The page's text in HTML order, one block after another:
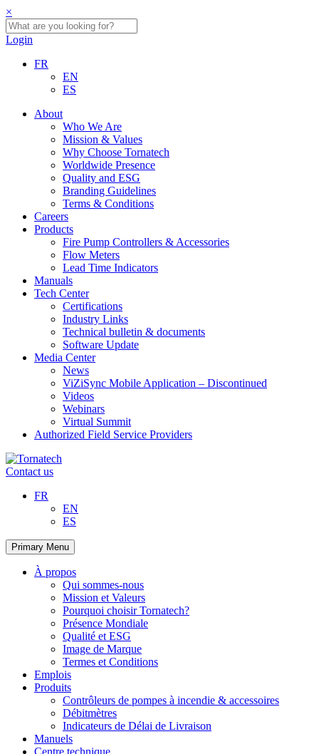
×
Login
FR
EN
ES
About
Who We Are
Mission & Values
Why Choose Tornatech
Worldwide Presence
Quality and ESG
Branding Guidelines
Terms & Conditions
Careers
Products
Fire Pump Controllers & Accessories
Flow Meters
Lead Time Indicators
Manuals
Tech Center
Certifications
Industry Links
Technical bulletin & documents
Software Update
Media Center
News
ViZiSync Mobile Application – Discontinued
Videos
Webinars
Virtual Summit
Authorized Field Service Providers
Skip
to
Contact us
FR
EN
ES
Primary Menu
À propos
Qui sommes-nous
Mission et Valeurs
Pourquoi choisir Tornatech?
Présence Mondiale
Qualité et ESG
Image de Marque
Termes et Conditions
Emplois
Produits
Contrôleurs de pompes à incendie & accessoires
Débitmètres
Indicateurs de Délai de Livraison
Manuels
Centre technique